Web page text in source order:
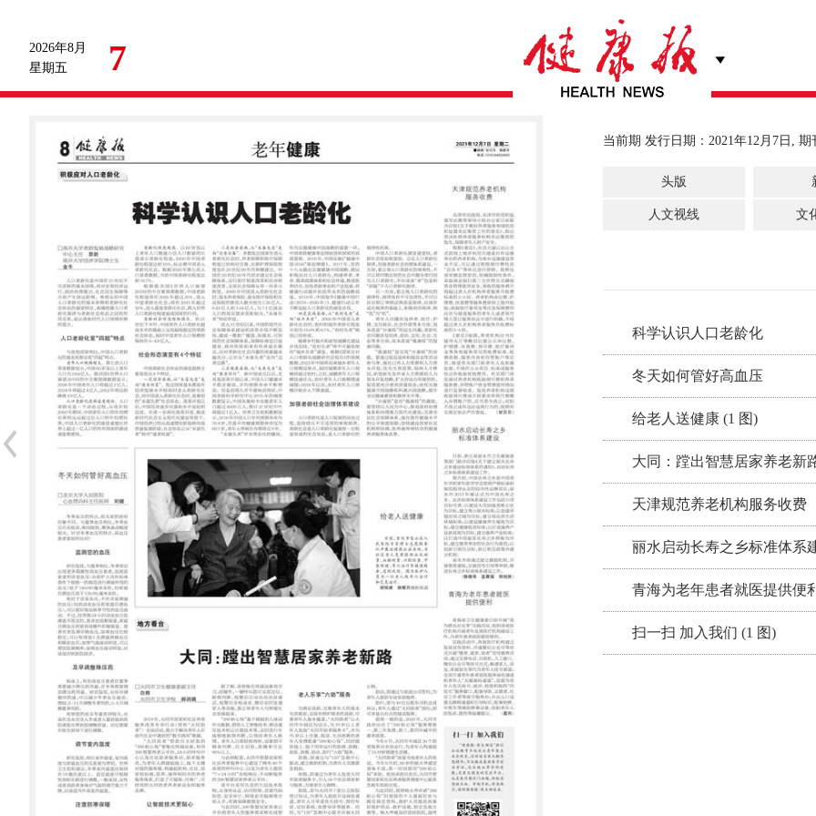
2026年8月
星期五
7
当前期 发行日期：2021年12月7日, 期
头版
人文视线 文
科学认识人口老龄化
冬天如何管好高血压
给老人送健康 (1 图)
大同：蹚出智慧居家养老新
天津规范养老机构服务收费
丽水启动长寿之乡标准体系
青海为老年患者就医提供便
扫一扫 加入我们 (1 图)